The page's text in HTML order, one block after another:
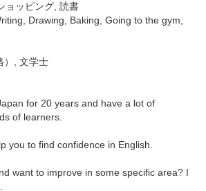
ョッピング, 読書
Drawing, Baking, Going to the gym,
）, 文学士
for 20 years and have a lot of
of learners.
you to find confidence in English.
want to improve in some specific area? I